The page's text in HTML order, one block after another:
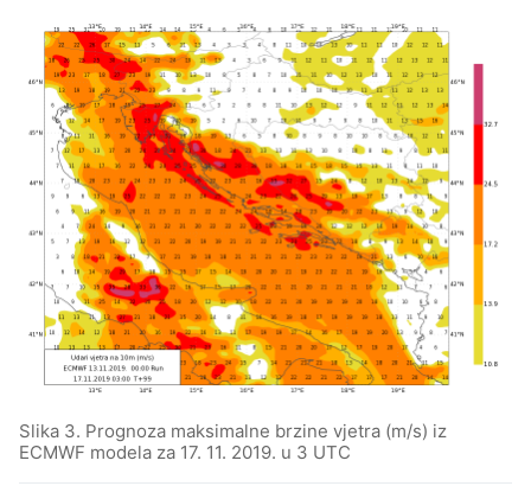
Slika 3. Prognoza maksimalne brzine vjetra (m/s) iz
ECMWF modela za 17. 11. 2019. u 3 UTC